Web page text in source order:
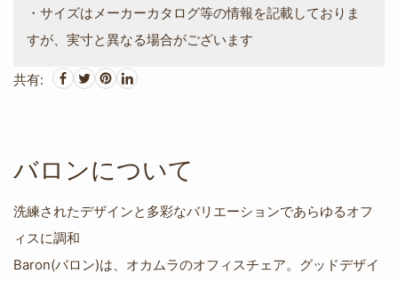
・サイズはメーカーカタログ等の情報を記載しておりま
すが、実寸と異なる場合がございます
共有:
バロンについて
洗練されたデザインと多彩なバリエーションであらゆるオフ
ィスに調和
Baron(バロン)は、オカムラのオフィスチェア。グッドデザイ